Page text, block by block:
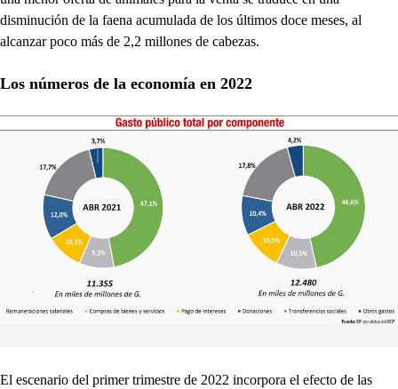
disminución de la faena acumulada de los últimos doce meses, al
alcanzar poco más de 2,2 millones de cabezas.
Los números de la economía en 2022
El escenario del primer trimestre de 2022 incorpora el efecto de las